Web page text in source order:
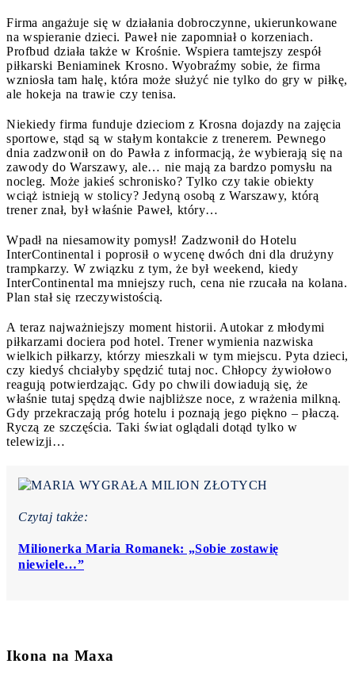
Firma angażuje się w działania dobroczynne, ukierunkowane
na wspieranie dzieci. Paweł nie zapomniał o korzeniach.
Profbud działa także w Krośnie. Wspiera tamtejszy zespół
piłkarski Beniaminek Krosno. Wyobraźmy sobie, że firma
wzniosła tam halę, która może służyć nie tylko do gry w piłkę,
ale hokeja na trawie czy tenisa.
Niekiedy firma funduje dzieciom z Krosna dojazdy na zajęcia
sportowe, stąd są w stałym kontakcie z trenerem. Pewnego
dnia zadzwonił on do Pawła z informacją, że wybierają się na
zawody do Warszawy, ale… nie mają za bardzo pomysłu na
nocleg. Może jakieś schronisko? Tylko czy takie obiekty
wciąż istnieją w stolicy? Jedyną osobą z Warszawy, którą
trener znał, był właśnie Paweł, który…
Wpadł na niesamowity pomysł! Zadzwonił do Hotelu
InterContinental i poprosił o wycenę dwóch dni dla drużyny
trampkarzy. W związku z tym, że był weekend, kiedy
InterContinental ma mniejszy ruch, cena nie rzucała na kolana.
Plan stał się rzeczywistością.
A teraz najważniejszy moment historii. Autokar z młodymi
piłkarzami dociera pod hotel. Trener wymienia nazwiska
wielkich piłkarzy, którzy mieszkali w tym miejscu. Pyta dzieci,
czy kiedyś chciałyby spędzić tutaj noc. Chłopcy żywiołowo
reagują potwierdzając. Gdy po chwili dowiadują się, że
właśnie tutaj spędzą dwie najbliższe noce, z wrażenia milkną.
Gdy przekraczają próg hotelu i poznają jego piękno – płaczą.
Ryczą ze szczęścia. Taki świat oglądali dotąd tylko w
telewizji…
Czytaj także:
Milionerka Maria Romanek: „Sobie zostawię
niewiele…”
Ikona na Maxa